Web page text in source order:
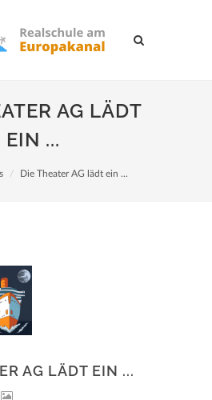
AG LÄDT
EIN ...
Die Theater AG lädt ein ...
AG LÄDT EIN ...